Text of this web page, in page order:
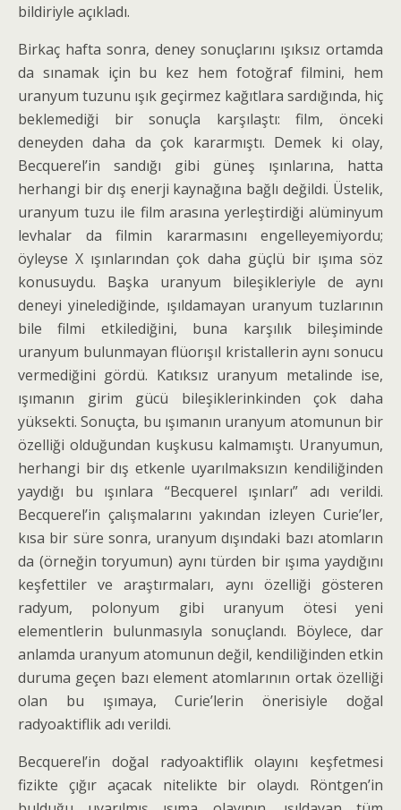
bildiriyle açıkladı.
Birkaç hafta sonra, deney sonuçlarını ışıksız ortamda
da sınamak için bu kez hem fotoğraf filmini, hem
uranyum tuzunu ışık geçirmez kağıtlara sardı­ğında, hiç
beklemediği bir sonuçla karşılaştı: film, önceki
deneyden daha da çok kararmıştı. Demek ki olay,
Becquerel’in sandığı gibi güneş ışınlarına, hatta
herhangi bir dış enerji kaynağına bağlı değildi. Üste­lik,
uranyum tuzu ile film arasına yerleştirdiği alüminyum
levhalar da filmin kararmasını engelleyemiyordu;
öyleyse X ışınlarından çok daha güçlü bir ışıma söz
konusuydu. Başka uranyum bileşikleriyle de aynı
deneyi yinelediğinde, ışıldamayan uranyum tuzlarının
bile filmi etkilediğini, buna karşılık bileşi­minde
uranyum bulunmayan flüorışıl kristallerin aynı sonucu
vermediğini gördü. Katıksız uranyum meta­linde ise,
ışımanın girim gücü bileşiklerinkinden çok daha
yüksekti. Sonuçta, bu ışımanın uranyum atomu­nun bir
özelliği olduğundan kuşkusu kalmamıştı. Uranyumun,
herhangi bir dış etkenle uyarılmaksızın kendiliğinden
yaydığı bu ışınlara “Becquerel ışınları” adı verildi.
Becquerel’in çalışmalarını yakından izle­yen Curie’ler,
kısa bir süre sonra, uranyum dışındaki bazı atomların
da (örneğin toryumun) aynı türden bir ışıma yaydığını
keşfettiler ve araştırmaları, aynı özel­liği gösteren
radyum, polonyum gibi uranyum ötesi yeni
elementlerin bulunmasıyla sonuçlandı. Böylece, dar
anlamda uranyum atomunun değil, kendiliğinden etkin
duruma geçen bazı element atomlarının ortak özelliği
olan bu ışımaya, Curie’lerin önerisiyle doğal
radyoaktiflik adı verildi.
Becquerel’in doğal radyoaktiflik olayını keşfet­mesi
fizikte çığır açacak nitelikte bir olaydı. Röntgen’in